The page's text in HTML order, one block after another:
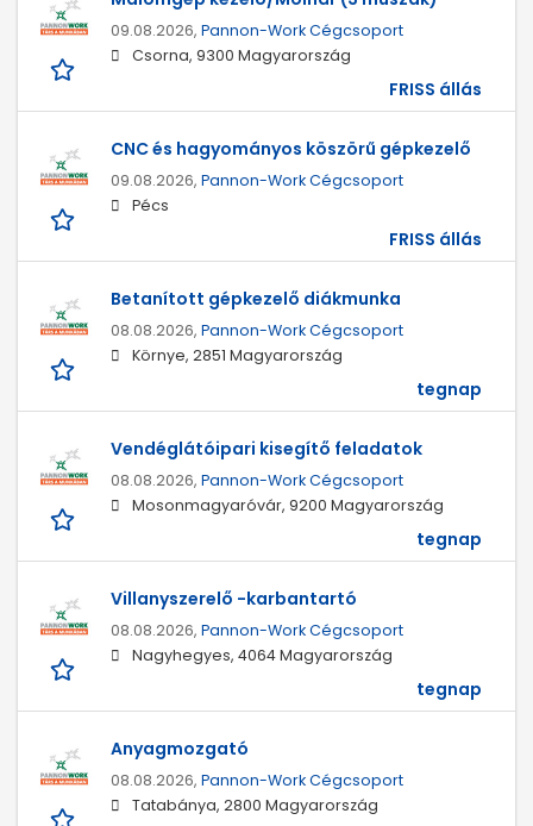
09.08.2026, Pannon-Work Cégcsoport
Csorna, 9300 Magyarország
FRISS állás
CNC és hagyományos köszörű gépkezelő
09.08.2026, Pannon-Work Cégcsoport
Pécs
FRISS állás
Betanított gépkezelő diákmunka
08.08.2026, Pannon-Work Cégcsoport
Környe, 2851 Magyarország
tegnap
Vendéglátóipari kisegítő feladatok
08.08.2026, Pannon-Work Cégcsoport
Mosonmagyaróvár, 9200 Magyarország
tegnap
Villanyszerelő -karbantartó
08.08.2026, Pannon-Work Cégcsoport
Nagyhegyes, 4064 Magyarország
tegnap
Anyagmozgató
08.08.2026, Pannon-Work Cégcsoport
Tatabánya, 2800 Magyarország